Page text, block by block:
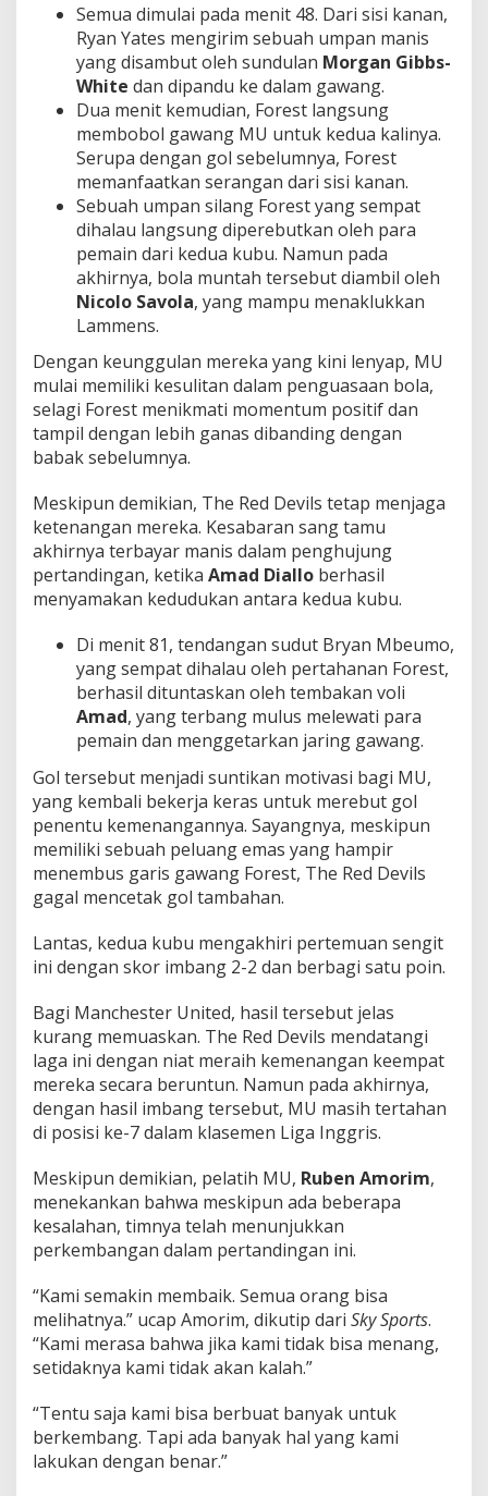
Semua dimulai pada menit 48. Dari sisi kanan,
Ryan Yates mengirim sebuah umpan manis
yang disambut oleh sundulan Morgan Gibbs-
White dan dipandu ke dalam gawang.
Dua menit kemudian, Forest langsung
membobol gawang MU untuk kedua kalinya.
Serupa dengan gol sebelumnya, Forest
memanfaatkan serangan dari sisi kanan.
Sebuah umpan silang Forest yang sempat
dihalau langsung diperebutkan oleh para
pemain dari kedua kubu. Namun pada
akhirnya, bola muntah tersebut diambil oleh
Nicolo Savola, yang mampu menaklukkan
Lammens.
Dengan keunggulan mereka yang kini lenyap, MU
mulai memiliki kesulitan dalam penguasaan bola,
selagi Forest menikmati momentum positif dan
tampil dengan lebih ganas dibanding dengan
babak sebelumnya.
Meskipun demikian, The Red Devils tetap menjaga
ketenangan mereka. Kesabaran sang tamu
akhirnya terbayar manis dalam penghujung
pertandingan, ketika Amad Diallo berhasil
menyamakan kedudukan antara kedua kubu.
Di menit 81, tendangan sudut Bryan Mbeumo,
yang sempat dihalau oleh pertahanan Forest,
berhasil dituntaskan oleh tembakan voli
Amad, yang terbang mulus melewati para
pemain dan menggetarkan jaring gawang.
Gol tersebut menjadi suntikan motivasi bagi MU,
yang kembali bekerja keras untuk merebut gol
penentu kemenangannya. Sayangnya, meskipun
memiliki sebuah peluang emas yang hampir
menembus garis gawang Forest, The Red Devils
gagal mencetak gol tambahan.
Lantas, kedua kubu mengakhiri pertemuan sengit
ini dengan skor imbang 2-2 dan berbagi satu poin.
Bagi Manchester United, hasil tersebut jelas
kurang memuaskan. The Red Devils mendatangi
laga ini dengan niat meraih kemenangan keempat
mereka secara beruntun. Namun pada akhirnya,
dengan hasil imbang tersebut, MU masih tertahan
di posisi ke-7 dalam klasemen Liga Inggris.
Meskipun demikian, pelatih MU, Ruben Amorim,
menekankan bahwa meskipun ada beberapa
kesalahan, timnya telah menunjukkan
perkembangan dalam pertandingan ini.
“Kami semakin membaik. Semua orang bisa
melihatnya.” ucap Amorim, dikutip dari Sky Sports.
“Kami merasa bahwa jika kami tidak bisa menang,
setidaknya kami tidak akan kalah.”
“Tentu saja kami bisa berbuat banyak untuk
berkembang. Tapi ada banyak hal yang kami
lakukan dengan benar.”